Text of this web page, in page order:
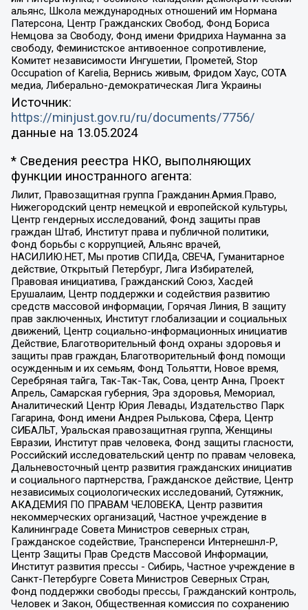
альянс, Школа международных отношений им Нормана
Патерсона, Центр Гражданских Свобод, Фонд Бориса
Немцова за Свободу, Фонд имени Фридриха Науманна за
свободу, Феминистское антивоенное сопротивление,
Комитет независимости Ингушетии, Прометей, Stop
Occupation of Karelia, Вернись живым, Фридом Хаус, СОТА
медиа, Либерально-демократическая Лига Украины
Источник:
https://minjust.gov.ru/ru/documents/7756/
данные на 13.05.2024
* Сведения реестра НКО, выполняющих
функции иностранного агента:
Лилит, Правозащитная группа Гражданин.Армия.Право,
Нижегородский центр немецкой и европейской культуры,
Центр гендерных исследований, Фонд защиты прав
граждан Штаб, Институт права и публичной политики,
Фонд борьбы с коррупцией, Альянс врачей,
НАСИЛИЮ.НЕТ, Мы против СПИДа, СВЕЧА, Гуманитарное
действие, Открытый Петербург, Лига Избирателей,
Правовая инициатива, Гражданский Союз, Хасдей
Ерушалаим, Центр поддержки и содействия развитию
средств массовой информации, Горячая Линия, В защиту
прав заключенных, Институт глобализации и социальных
движений, Центр социально-информационных инициатив
Действие, Благотворительный фонд охраны здоровья и
защиты прав граждан, Благотворительный фонд помощи
осужденным и их семьям, Фонд Тольятти, Новое время,
Серебряная тайга, Так-Так-Так, Сова, центр Анна, Проект
Апрель, Самарская губерния, Эра здоровья, Мемориал,
Аналитический Центр Юрия Левады, Издательство Парк
Гагарина, Фонд имени Андрея Рылькова, Сфера, Центр
СИБАЛЬТ, Уральская правозащитная группа, Женщины
Евразии, Институт прав человека, Фонд защиты гласности,
Российский исследовательский центр по правам человека,
Дальневосточный центр развития гражданских инициатив
и социального партнерства, Гражданское действие, Центр
независимых социологических исследований, Сутяжник,
АКАДЕМИЯ ПО ПРАВАМ ЧЕЛОВЕКА, Центр развития
некоммерческих организаций, Частное учреждение в
Калининграде Совета Министров северных стран,
Гражданское содействие, Трансперенси Интернешнл-Р,
Центр Защиты Прав Средств Массовой Информации,
Институт развития прессы - Сибирь, Частное учреждение в
Санкт-Петербурге Совета Министров Северных Стран,
Фонд поддержки свободы прессы, Гражданский контроль,
Человек и Закон, Общественная комиссия по сохранению